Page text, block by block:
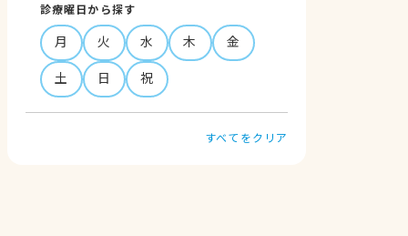
診療曜日から探す
月 火 水 木
金
土
日 祝
すべてをクリア